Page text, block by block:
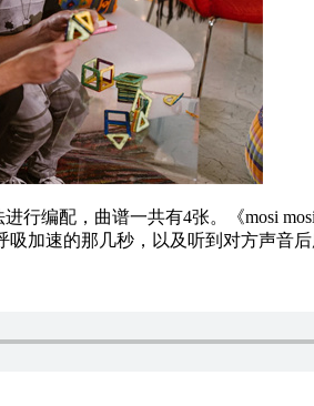
进行编配，曲谱一共有4张。《mosi
加速的那几秒，以及听到对方声音